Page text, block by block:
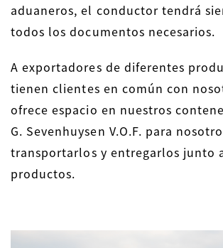
aduaneros, el conductor tendrá
todos los documentos necesarios.
A exportadores de diferentes
tienen clientes en común con
ofrece espacio en nuestros
G. Sevenhuysen V.O.F. para
transportarlos y entregarlos junto
productos.